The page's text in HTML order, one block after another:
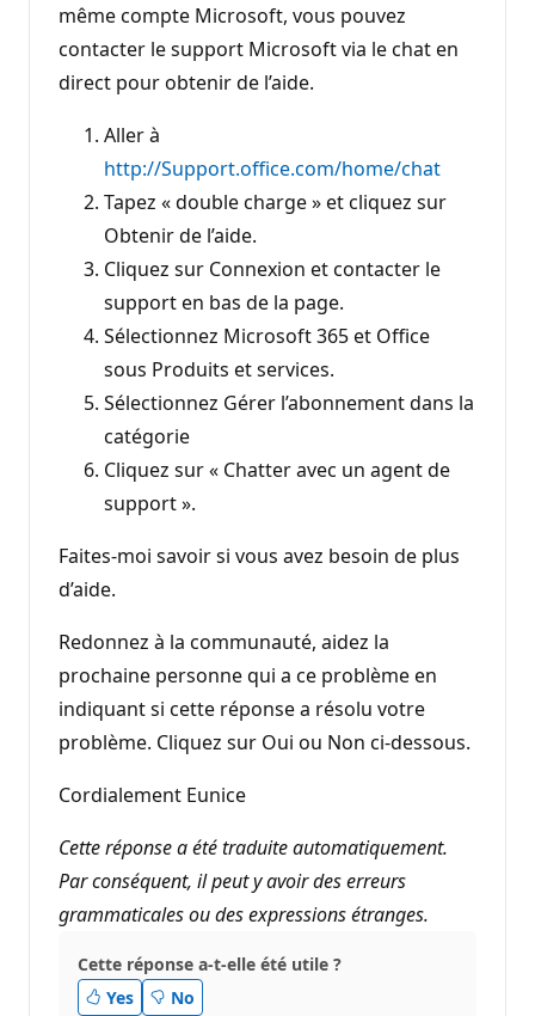
même compte Microsoft, vous pouvez
contacter le support Microsoft via le chat en
direct pour obtenir de l’aide.
Aller à
http://Support.office.com/home/chat
Tapez « double charge » et cliquez sur
Obtenir de l’aide.
Cliquez sur Connexion et contacter le
support en bas de la page.
Sélectionnez Microsoft 365 et Office
sous Produits et services.
Sélectionnez Gérer l’abonnement dans la
catégorie
Cliquez sur « Chatter avec un agent de
support ».
Faites-moi savoir si vous avez besoin de plus
d’aide.
Redonnez à la communauté, aidez la
prochaine personne qui a ce problème en
indiquant si cette réponse a résolu votre
problème. Cliquez sur Oui ou Non ci-dessous.
Cordialement Eunice
Cette réponse a été traduite automatiquement.
Par conséquent, il peut y avoir des erreurs
grammaticales ou des expressions étranges.
Cette réponse a-t-elle été utile ?
Yes
No